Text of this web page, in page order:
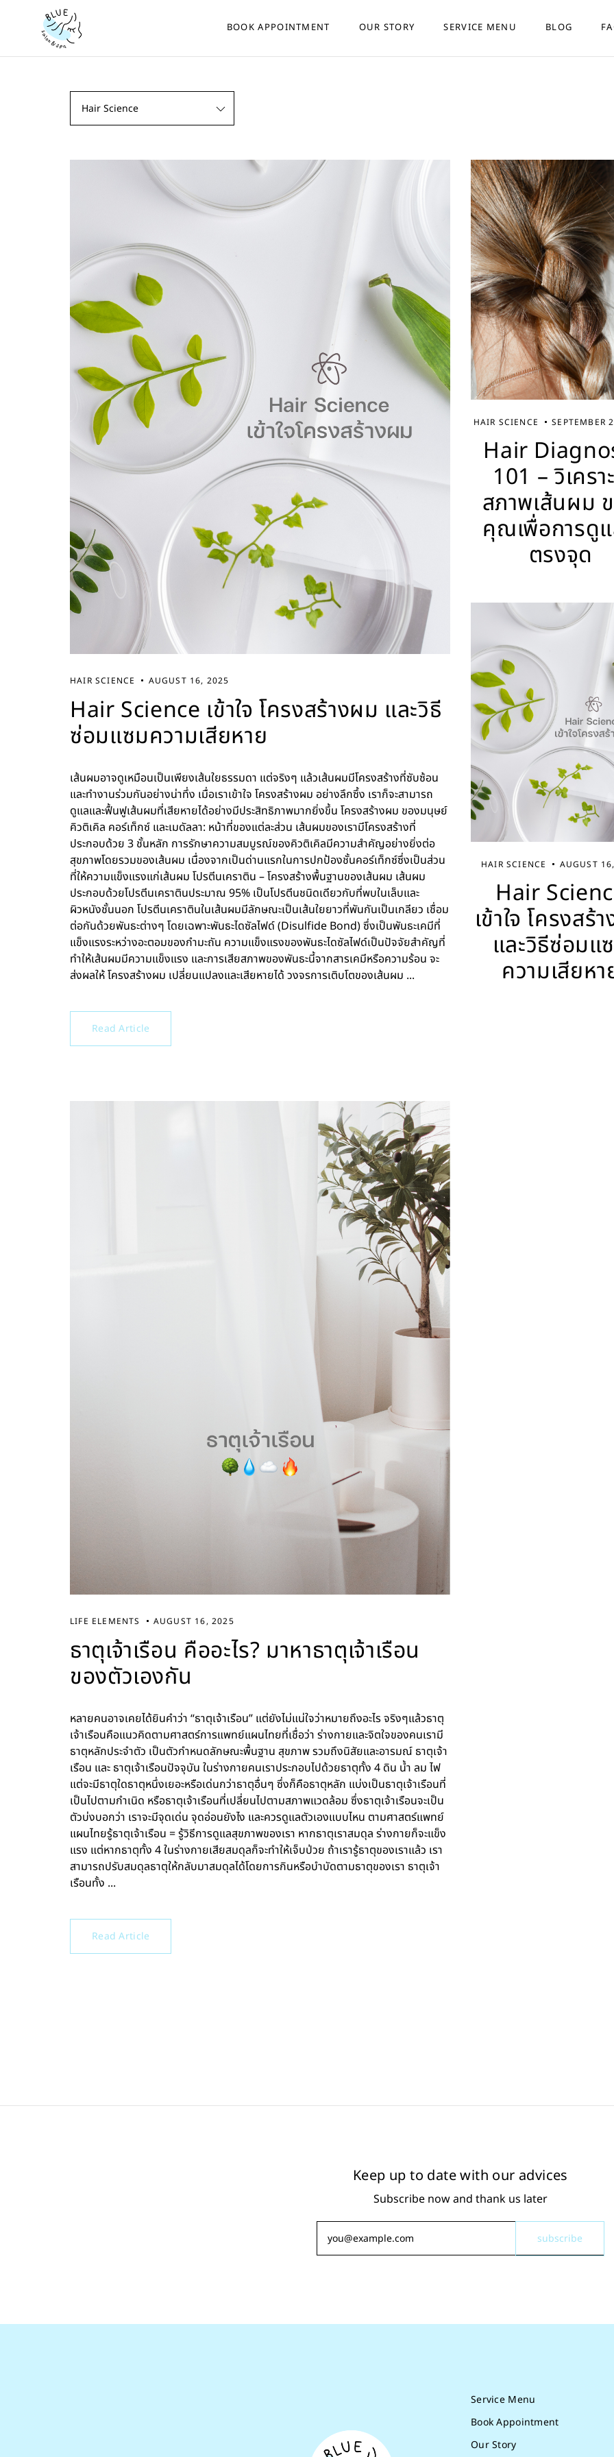
BOOK APPOINTMENT OUR STORY SERVICE MENU BLOG
Hair Science
HAIR SCIENCE AUGUST 16, 2025
Hair Science เข้าใจ โครงสร้างผม และวิธี
ซ่อมแซมความเสียหาย
เส้นผมอาจดูเหมือนเป็นเพียงเส้นใยธรรมดา แต่จริงๆ แล้วเส้นผมมีโครงสร้างที่ซับซ้อน
และทำงานร่วมกันอย่างน่าทึ่ง เมื่อเราเข้าใจ โครงสร้างผม อย่างลึกซึ้ง เราก็จะสามารถ
ดูแลและฟื้นฟูเส้นผมที่เสียหายได้อย่างมีประสิทธิภาพมากยิ่งขึ้น โครงสร้างผม ของมนุษย์
คิวติเคิล คอร์เท็กซ์ และเมดัลลา: หน้าที่ของแต่ละส่วน เส้นผมของเรามีโครงสร้างที่
ประกอบด้วย 3 ชั้นหลัก การรักษาความสมบูรณ์ของคิวติเคิลมีความสำคัญอย่างยิ่งต่อ
สุขภาพโดยรวมของเส้นผม เนื่องจากเป็นด่านแรกในการปกป้องชั้นคอร์เท็กซ์ซึ่งเป็นส่วน
ที่ให้ความแข็งแรงแก่เส้นผม โปรตีนเคราติน – โครงสร้างพื้นฐานของเส้นผม เส้นผม
ประกอบด้วยโปรตีนเคราตินประมาณ 95% เป็นโปรตีนชนิดเดียวกับที่พบในเล็บและ
ผิวหนังชั้นนอก โปรตีนเคราตินในเส้นผมมีลักษณะเป็นเส้นใยยาวที่พันกันเป็นเกลียว เชื่อม
ต่อกันด้วยพันธะต่างๆ โดยเฉพาะพันธะไดซัลไฟด์ (Disulfide Bond) ซึ่งเป็นพันธะเคมีที่
แข็งแรงระหว่างอะตอมของกำมะถัน ความแข็งแรงของพันธะไดซัลไฟด์เป็นปัจจัยสำคัญที่
ทำให้เส้นผมมีความแข็งแรง และการเสียสภาพของพันธะนี้จากสารเคมีหรือความร้อน จะ
ส่งผลให้ โครงสร้างผม เปลี่ยนแปลงและเสียหายได้ วงจรการเติบโตของเส้นผม ...
Read Article
LIFE ELEMENTS AUGUST 16, 2025
ธาตุเจ้าเรือน คืออะไร? มาหาธาตุเจ้าเรือน
ของตัวเองกัน
หลายคนอาจเคยได้ยินคำว่า “ธาตุเจ้าเรือน” แต่ยังไม่แน่ใจว่าหมายถึงอะไร จริงๆแล้วธาตุ
เจ้าเรือนคือแนวคิดตามศาสตร์การแพทย์แผนไทยที่เชื่อว่า ร่างกายและจิตใจของคนเรามี
ธาตุหลักประจำตัว เป็นตัวกำหนดลักษณะพื้นฐาน สุขภาพ รวมถึงนิสัยและอารมณ์ ธาตุเจ้า
เรือน และ ธาตุเจ้าเรือนปัจจุบัน ในร่างกายคนเราประกอบไปด้วยธาตุทั้ง 4 ดิน น้ำ ลม ไฟ
แต่จะมีธาตุใดธาตุหนึ่งเยอะหรือเด่นกว่าธาตุอื่นๆ ซึ่งก็คือธาตุหลัก แบ่งเป็นธาตุเจ้าเรือนที่
เป็นไปตามกำเนิด หรือธาตุเจ้าเรือนที่เปลี่ยนไปตามสภาพแวดล้อม ซึ่งธาตุเจ้าเรือนจะเป็น
ตัวบ่งบอกว่า เราจะมีจุดเด่น จุดอ่อนยังไง และควรดูแลตัวเองแบบไหน ตามศาสตร์แพทย์
แผนไทยรู้ธาตุเจ้าเรือน = รู้วิธีการดูแลสุขภาพของเรา หากธาตุเราสมดุล ร่างกายก็จะแข็ง
แรง แต่หากธาตุทั้ง 4 ในร่างกายเสียสมดุลก็จะทำให้เจ็บป่วย ถ้าเรารู้ธาตุของเราแล้ว เรา
สามารถปรับสมดุลธาตุให้กลับมาสมดุลได้โดยการกินหรือบำบัดตามธาตุของเรา ธาตุเจ้า
เรือนทั้ง ...
Read Article
HAIR SCIENCE SEPTEMBER
Hair
101 – วิเครา
สภาพเส้นผม
คุณเพื่อการดู
ตรงจุด
HAIR SCIENCE AUGUST
Hair
เข้าใจ โครงสร้
และวิธีซ่อมแ
ความเสียห
Keep up to date with our advices
Subscribe now and thank us later
Service Menu
Book Appointment
Our Story